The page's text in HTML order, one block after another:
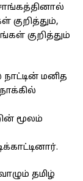
குறித்தும்,
குறித்தும்
மனித
மூலம்
தமிழ்